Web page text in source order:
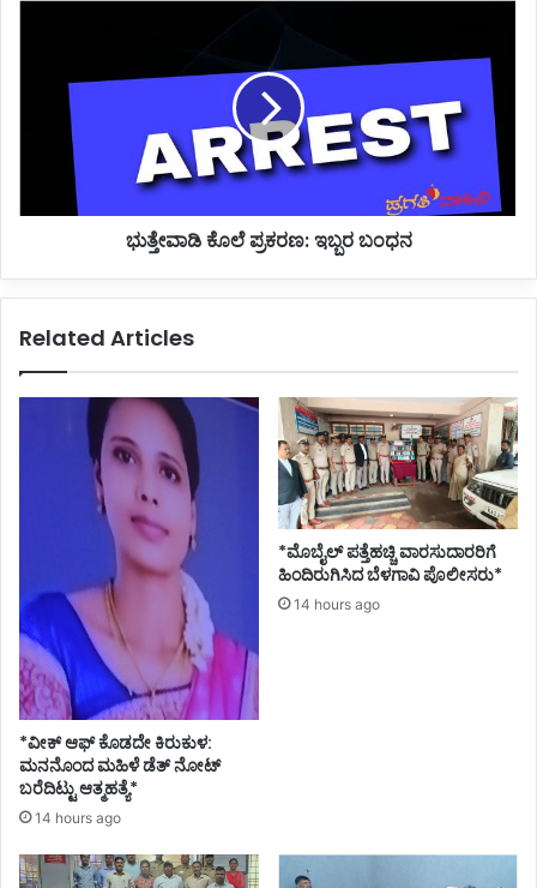
ಭುತ್ತೇವಾಡಿ ಕೊಲೆ ಪ್ರಕರಣ: ಇಬ್ಬರ ಬಂಧನ
Related Articles
*ವೀಕ್ ಆಫ್ ಕೊಡದೇ ಕಿರುಕುಳ:
ಮನನೊಂದ ಮಹಿಳೆ ಡೆತ್ ನೋಟ್
ಬರೆದಿಟ್ಟು ಆತ್ಮಹತ್ಯೆ*
14 hours ago
*ಮೊಬೈಲ್ ಪತ್ತೆಹಚ್ಚಿ ವಾರಸುದಾರರಿಗೆ
ಹಿಂದಿರುಗಿಸಿದ ಬೆಳಗಾವಿ ಪೊಲೀಸರು*
14 hours ago